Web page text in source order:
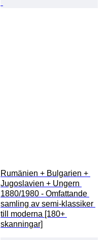
Rumänien + Bulgarien +
Jugoslavien + Ungern
1880/1980 - Omfattande
samling av semi-klassiker
till moderna [180+
skanningar]